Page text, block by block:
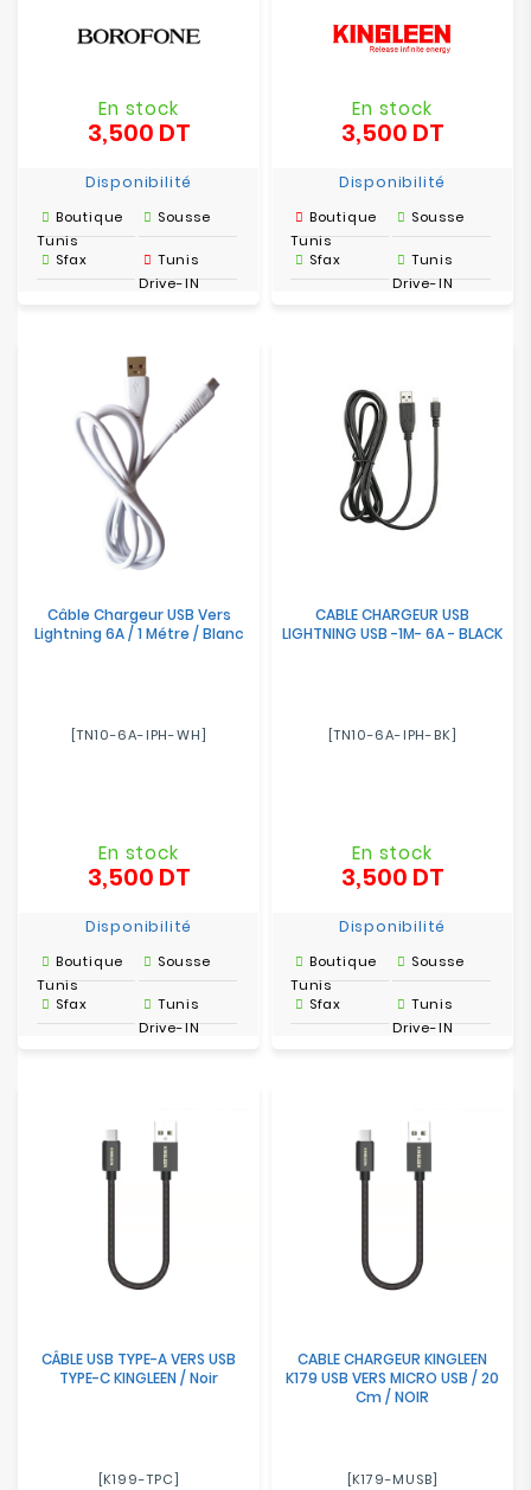
En stock
3,500 DTPrix
Disponibilité
Boutique
Tunis
Sousse
Sfax
Tunis
Drive-IN
En stock
3,500 DTPrix
Disponibilité
Boutique
Tunis
Sousse
Sfax
Tunis
Drive-IN
Câble Chargeur USB Vers
Lightning 6A / 1 Métre / Blanc
[TN10-6A-IPH-WH]
En stock
3,500 DTPrix
Disponibilité
Boutique
Tunis
Sousse
Sfax
Tunis
Drive-IN
CABLE CHARGEUR USB
LIGHTNING USB -1M- 6A - BLACK
[TN10-6A-IPH-BK]
En stock
3,500 DTPrix
Disponibilité
Boutique
Tunis
Sousse
Sfax
Tunis
Drive-IN
CÂBLE USB TYPE-A VERS USB
TYPE-C KINGLEEN / Noir
[K199-TPC]
CABLE CHARGEUR KINGLEEN
K179 USB VERS MICRO USB / 20
Cm / NOIR
[K179-MUSB]